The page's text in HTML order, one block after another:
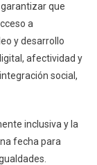
que
a
y desarrollo
afectividad y
social,
inclusiva y la
fecha para